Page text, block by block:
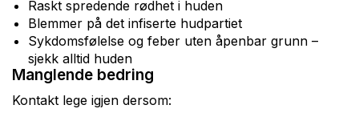
Raskt spredende rødhet i huden
Blemmer på det infiserte hudpartiet
Sykdomsfølelse og feber uten åpenbar grunn –
sjekk alltid huden
Manglende bedring
Kontakt lege igjen dersom: